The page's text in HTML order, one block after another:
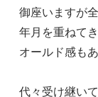
御座いますが
年月を重ねて
オールド感も
代々受け継い